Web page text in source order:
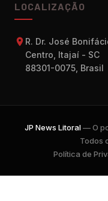
LOCALIZAÇÃO
R. Dr. José
Centro, Itajaí - SC
88301-0075, Brasil
JP News Litoral— O
Todos
Política de